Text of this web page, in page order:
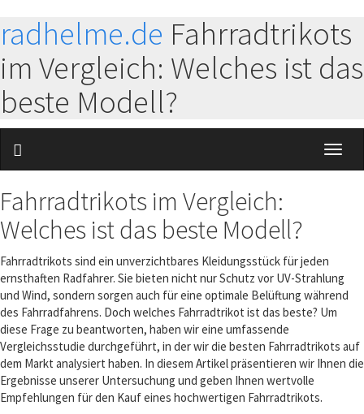
radhelme.de Fahrradtrikots
im Vergleich: Welches ist das
beste Modell?
Fahrradtrikots im Vergleich:
Welches ist das beste Modell?
Fahrradtrikots sind ein unverzichtbares Kleidungsstück für jeden
ernsthaften Radfahrer. Sie bieten nicht nur Schutz vor UV-Strahlung
und Wind, sondern sorgen auch für eine optimale Belüftung während
des Fahrradfahrens. Doch welches Fahrradtrikot ist das beste? Um
diese Frage zu beantworten, haben wir eine umfassende
Vergleichsstudie durchgeführt, in der wir die besten Fahrradtrikots auf
dem Markt analysiert haben. In diesem Artikel präsentieren wir Ihnen die
Ergebnisse unserer Untersuchung und geben Ihnen wertvolle
Empfehlungen für den Kauf eines hochwertigen Fahrradtrikots.